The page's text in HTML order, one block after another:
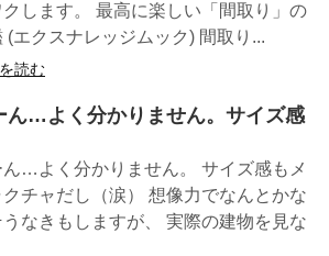
クします。 最高に楽しい「間取り」の
(エクスナレッジムック) 間取り...
読む
ん…よく分かりません。サイズ感
ん…よく分かりません。 サイズ感もメ
クチャだし（涙） 想像力でなんとかな
うなきもしますが、 実際の建物を見な